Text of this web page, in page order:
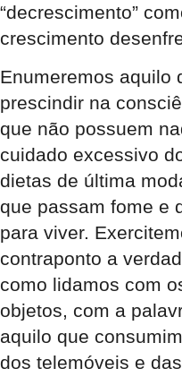
“decrescimento”
crescimento
Enumeremos aquilo
prescindir na
que não possuem
cuidado excessivo
dietas de última
que passam fome e
para viver.
contraponto a
como lidamos com
objetos, com a
aquilo que
dos telemóveis e